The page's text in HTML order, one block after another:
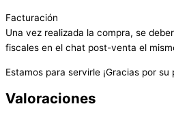
Facturación
Una vez realizada la compra, se
fiscales en el chat post-venta el
Estamos para servirle ¡Gracias por su
Valoraciones